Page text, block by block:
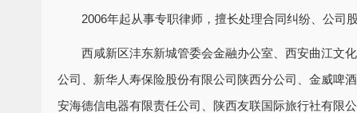
2006年起从事专职律师，擅长处理合同纠纷、公司
西咸新区沣东新城管委会金融办公室、西安曲江文
公司、新华人寿保险股份有限公司陕西分公司、金威啤
安海德信电器有限责任公司、陕西友联国际旅行社有限